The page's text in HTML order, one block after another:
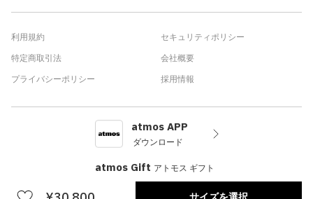
利用規約
特定商取引法
プライバシーポリシー
セキュリティポリシー
会社概要
採用情報
atmos APP
ダウンロード
atmos Gift アトモス ギフト